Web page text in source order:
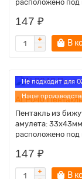
расположено под
147 ₽
В
Не подходит для
Наше
ALP040
Пентакль из
амулета:
расположено под
147 ₽
В